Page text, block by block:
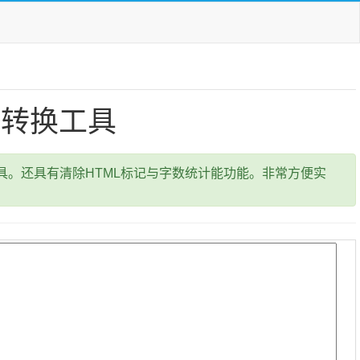
换工具
还具有清除HTML标记与字数统计能功能。非常方便实